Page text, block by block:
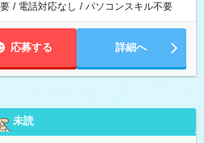
/ 電話対応なし / パソコンスキル不要
応募する 詳細へ
未読